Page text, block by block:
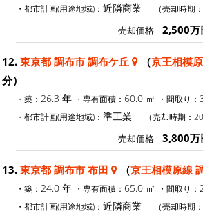
・都市計画(用途地域)： 近隣商業 （売却時期
売却価格 2,500万
12. 東京都 調布市 調布ケ丘 （京王相模
分）
・築： 26.3 年 ・専有面積： 60.0 ㎡ ・間取り：
・都市計画(用途地域)： 準工業 （売却時期：
売却価格 3,800万
13. 東京都 調布市 布田 （京王相模原線
・築： 24.0 年 ・専有面積： 65.0 ㎡ ・間取り：
・都市計画(用途地域)： 近隣商業 （売却時期